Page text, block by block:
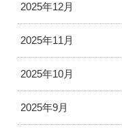
2025年12月
2025年11月
2025年10月
2025年9月